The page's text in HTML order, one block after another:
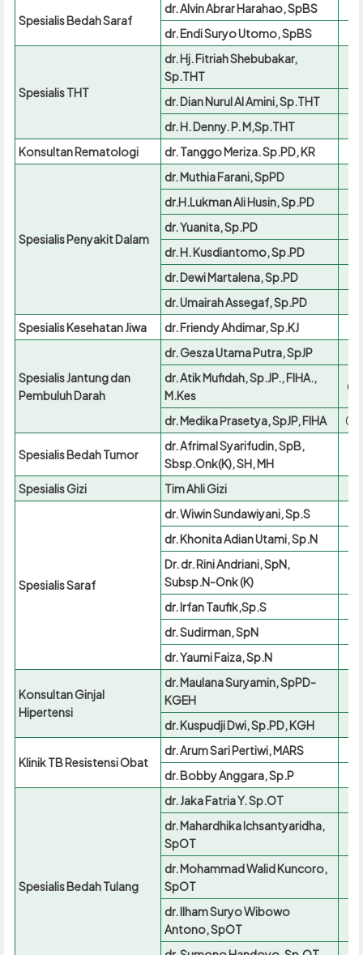
Spesialis Bedah Saraf
dr. Alvin Abrar Harahao, SpBS
dr. Endi Suryo Utomo, SpBS
Spesialis THT
dr. Hj. Fitriah Shebubakar,
Sp.THT
dr. Dian Nurul Al Amini, Sp.THT
dr. H. Denny. P. M,Sp.THT
Konsultan Rematologi
dr. Tanggo Meriza. Sp.PD, KR
Spesialis Penyakit Dalam
dr. Muthia Farani, SpPD
dr.H.Lukman Ali Husin, Sp.PD
dr. Yuanita, Sp.PD
dr. H. Kusdiantomo, Sp.PD
dr. Dewi Martalena, Sp.PD
dr. Umairah Assegaf, Sp.PD
Spesialis Kesehatan Jiwa
dr. Friendy Ahdimar, Sp.KJ
Spesialis Jantung dan
Pembuluh Darah
dr. Gesza Utama Putra, SpJP
dr. Atik Mufidah, Sp.JP., FIHA.,
M.Kes
dr. Medika Prasetya, SpJP, FIHA
Spesialis Bedah Tumor
dr. Afrimal Syarifudin, SpB,
Sbsp.Onk(K), SH, MH
Spesialis Gizi
Tim Ahli Gizi
Spesialis Saraf
dr. Wiwin Sundawiyani, Sp.S
dr. Khonita Adian Utami, Sp.N
Dr. dr. Rini Andriani, SpN,
Subsp.N-Onk (K)
dr. Irfan Taufik,Sp.S
dr. Sudirman, SpN
dr. Yaumi Faiza, Sp.N
Konsultan Ginjal
Hipertensi
dr. Maulana Suryamin, SpPD-
KGEH
dr. Kuspudji Dwi, Sp.PD, KGH
Klinik TB Resistensi Obat
dr. Arum Sari Pertiwi, MARS
dr. Bobby Anggara, Sp.P
Spesialis Bedah Tulang
dr. Jaka Fatria Y. Sp.OT
dr. Mahardhika Ichsantyaridha,
SpOT
dr. Mohammad Walid Kuncoro,
SpOT
dr. Ilham Suryo Wibowo
Antono, SpOT